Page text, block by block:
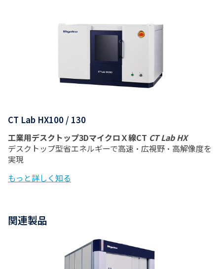
CT Lab HX100 / 130
工業用デスクトップ3DマイクロＸ線CT CT Lab HX
デスクトップ型省エネルギーで高速・広視野・高解像度を
実現
もっと詳しく知る
関連製品